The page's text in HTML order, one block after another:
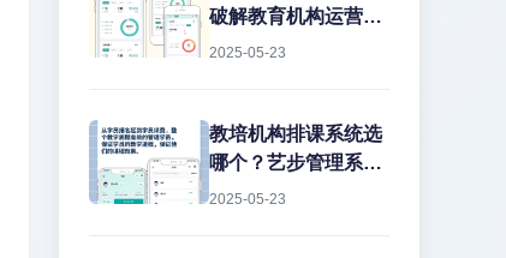
破解教育机构运营痛
点的智能解决方案
2025-05-23
教培机构排课系统选
哪个？艺步管理系统
深度解析作为教培行
2025-05-23